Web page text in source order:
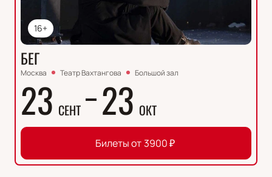
16+
БЕГ
Москва Театр Вахтангова Большой зал
23 СЕНТ 23 ОКТ
Билеты от 3900₽